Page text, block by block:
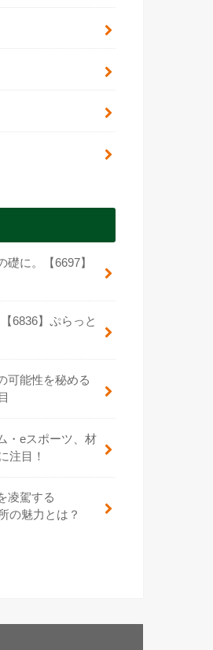
礎に。【6697】
6836】ぷらっと
可能性を秘める
・eスポーツ、材
注目！
凌駕する
の魅力とは？